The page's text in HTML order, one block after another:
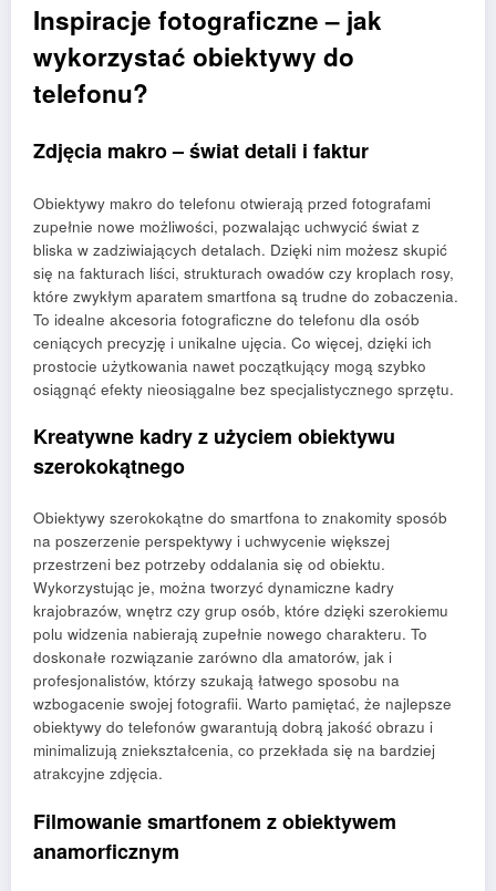
Inspiracje fotograficzne – jak
wykorzystać obiektywy do
telefonu?
Zdjęcia makro – świat detali i faktur
Obiektywy makro do telefonu otwierają przed fotografami
zupełnie nowe możliwości, pozwalając uchwycić świat z
bliska w zadziwiających detalach. Dzięki nim możesz skupić
się na fakturach liści, strukturach owadów czy kroplach rosy,
które zwykłym aparatem smartfona są trudne do zobaczenia.
To idealne akcesoria fotograficzne do telefonu dla osób
ceniących precyzję i unikalne ujęcia. Co więcej, dzięki ich
prostocie użytkowania nawet początkujący mogą szybko
osiągnąć efekty nieosiągalne bez specjalistycznego sprzętu.
Kreatywne kadry z użyciem obiektywu
szerokokątnego
Obiektywy szerokokątne do smartfona to znakomity sposób
na poszerzenie perspektywy i uchwycenie większej
przestrzeni bez potrzeby oddalania się od obiektu.
Wykorzystując je, można tworzyć dynamiczne kadry
krajobrazów, wnętrz czy grup osób, które dzięki szerokiemu
polu widzenia nabierają zupełnie nowego charakteru. To
doskonałe rozwiązanie zarówno dla amatorów, jak i
profesjonalistów, którzy szukają łatwego sposobu na
wzbogacenie swojej fotografii. Warto pamiętać, że najlepsze
obiektywy do telefonów gwarantują dobrą jakość obrazu i
minimalizują zniekształcenia, co przekłada się na bardziej
atrakcyjne zdjęcia.
Filmowanie smartfonem z obiektywem
anamorficznym